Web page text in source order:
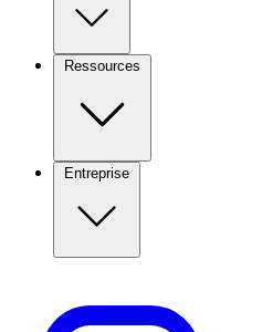
Ressources
Entreprise